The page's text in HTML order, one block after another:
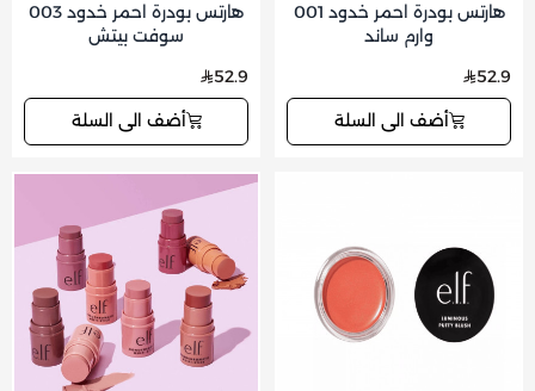
هارتس بودرة احمر خدود 001
وارم ساند
52.9
أضف الى السلة
هارتس بودرة احمر خدود 003
سوفت بيتش
52.9
أضف الى السلة